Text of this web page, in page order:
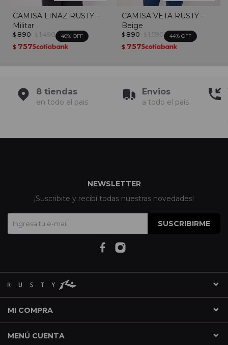
CAMISA LINAZ RUSTY -
Militar
$ 890 $ 1.490 40
$ 757
CAMISA VETA RUSTY -
Beige
$ 890 $ 1.590 44
$ 757
8 tiendas
en todo el pais
Envios
a todo el país
MI COMPRA
MENÚ CUENTA
NEWSLETTER
¡Suscribite y recibí todas nuestras novedades!
SUSCRIBIRME